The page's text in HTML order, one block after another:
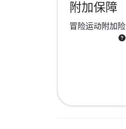
附加保障
冒险运动附加险